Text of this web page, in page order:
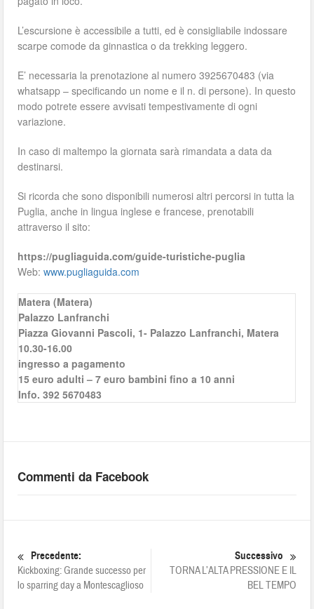
L’escursione è accessibile a tutti, ed è consigliabile indossare
scarpe comode da ginnastica o da trekking leggero.
E’ necessaria la prenotazione al numero 3925670483 (via
whatsapp – specificando un nome e il n. di persone). In questo
modo potrete essere avvisati tempestivamente di ogni
variazione.
In caso di maltempo la giornata sarà rimandata a data da
destinarsi.
Si ricorda che sono disponibili numerosi altri percorsi in tutta la
Puglia, anche in lingua inglese e francese, prenotabili
attraverso il sito:
https://pugliaguida.com/guide-turistiche-puglia
Web:www.pugliaguida.com
Matera (Matera)
Palazzo Lanfranchi
Piazza Giovanni Pascoli, 1- Palazzo Lanfranchi, Matera
10.30-16.00
ingresso a pagamento
15 euro adulti – 7 euro bambini fino a 10 anni
Info. 392 5670483
Commenti da Facebook
Precedente:
Kickboxing: Grande successo per
lo sparring day a Montescaglioso
Successivo
TORNA L’ALTA PRESSIONE E IL
BEL TEMPO